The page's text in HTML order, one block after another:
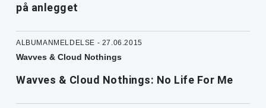
på anlegget
ALBUMANMELDELSE - 27.06.2015
Wavves & Cloud Nothings
Wavves & Cloud Nothings: No Life For Me